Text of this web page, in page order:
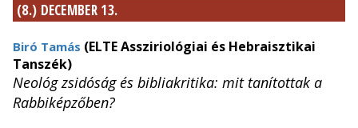
(8.) DECEMBER 13.
Biró Tamás (ELTE Assziriológiai és Hebraisztikai
Tanszék)
Neológ zsidóság és bibliakritika: mit tanítottak a
Rabbiképzőben?